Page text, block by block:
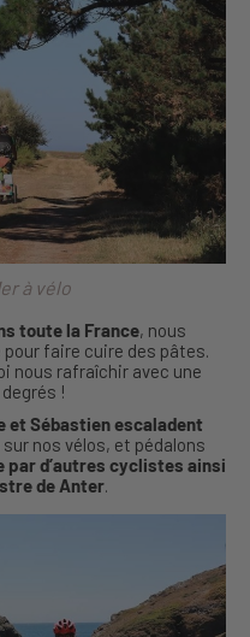
à vélo
toute la France, nous
faire cuire des pâtes.
nous rafraîchir avec une
!
et Sébastien escaladent
nos vélos, et pédalons
d’autres cyclistes ainsi
de Anter.